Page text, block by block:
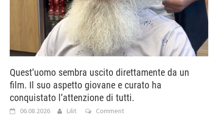
Quest’uomo sembra uscito direttamente da un
film. Il suo aspetto giovane e curato ha
conquistato l’attenzione di tutti.
06.08.2026 Lilit Comment